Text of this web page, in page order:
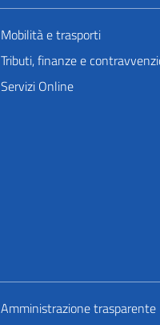
Mobilità e trasporti
Tributi, finanze e
Servizi Online
Amministrazione trasparente